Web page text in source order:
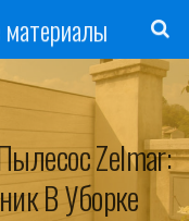
Zelmаr:
В Уборке